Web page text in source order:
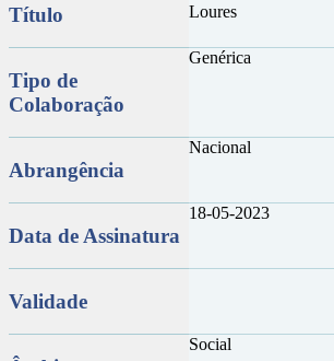
Título
Loures
Tipo de
Colaboração
Genérica
Abrangência
Nacional
Data de Assinatura
18-05-2023
Validade
Social